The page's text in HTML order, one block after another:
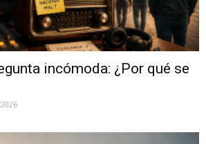
incómoda: ¿Por qué se